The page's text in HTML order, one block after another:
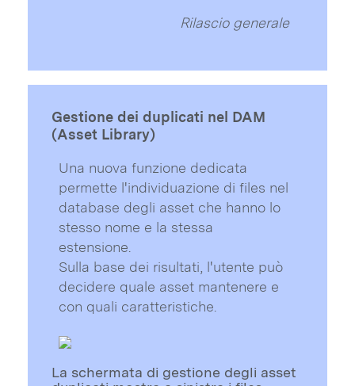
Rilascio generale
Gestione dei duplicati nel DAM
(Asset Library)
Una nuova funzione dedicata
permette l'individuazione di files nel
database degli asset che hanno lo
stesso nome e la stessa
estensione.
Sulla base dei risultati, l'utente può
decidere quale asset mantenere e
con quali caratteristiche.
La schermata di gestione degli asset